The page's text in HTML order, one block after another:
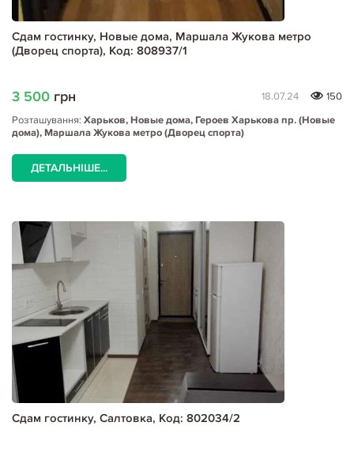
Сдам гостинку, Новые дома, Маршала Жукова метро
(Дворец спорта), Код: 808937/1
3 500 грн 18.07.24
150
Розташування: Харьков, Новые дома, Героев Харькова пр. (Новые
дома), Маршала Жукова метро (Дворец спорта)
ДЕТАЛЬНІШЕ...
Сдам гостинку, Салтовка, Код: 802034/2